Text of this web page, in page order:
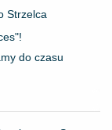
Strzelca
do czasu